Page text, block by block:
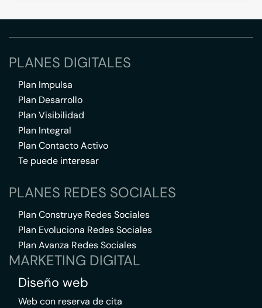
PLANES DIGITALES
Plan Impulsa
Plan Desarrollo
Plan Visibilidad
Plan Integral
Plan Contacto Activo
Te puede interesar
PLANES REDES SOCIALES
Plan Construye Redes Sociales
Plan Evoluciona Redes Sociales
Plan Avanza Redes Sociales
MARKETING DIGITAL
Diseño web
Web con reserva de cita